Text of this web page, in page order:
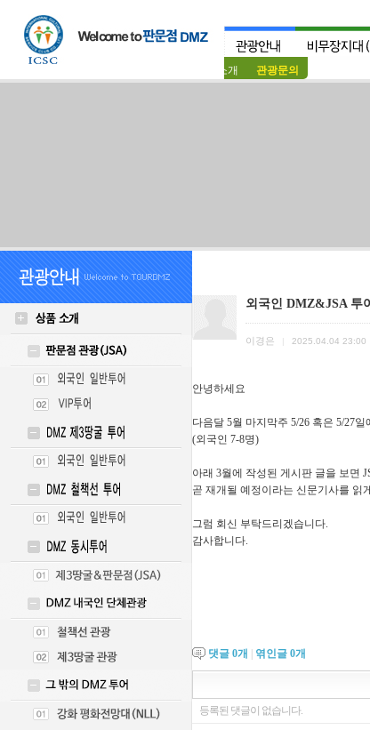
상품소개 관광문의
외국인 DMZ&JSA 투
이경은 2025.04.04 23:00
안녕하세요
다음달 5월 마지막주 5/26 혹은 5/27
(외국인 7-8명)
아래 3월에 작성된 게시판 글을 보면
곧 재개될 예정이라는 신문기사를 읽
그럼 회신 부탁드리겠습니다.
감사합니다.
댓글 0개 엮인글 0개